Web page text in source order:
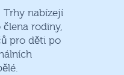
Trhy nabízejí
rodiny,
pro děti po